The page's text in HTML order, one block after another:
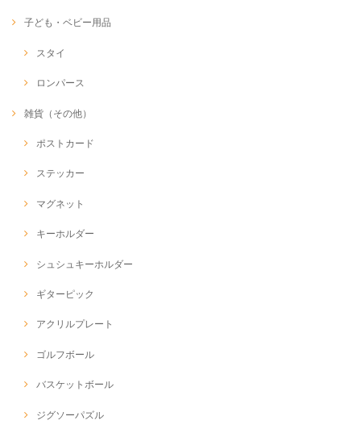
子ども・ベビー用品
スタイ
ロンパース
雑貨（その他）
ポストカード
ステッカー
マグネット
キーホルダー
シュシュキーホルダー
ギターピック
アクリルプレート
ゴルフボール
バスケットボール
ジグソーパズル